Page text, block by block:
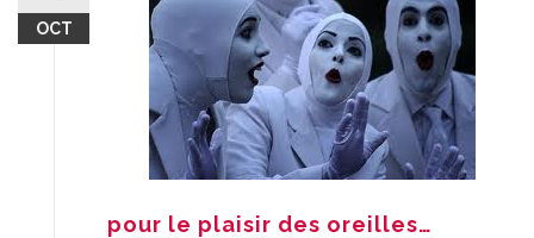
OCT
pour le plaisir des oreilles…